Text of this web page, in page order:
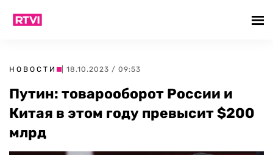
НОВОСТИ | 18.10.2023 / 09:53
Путин: товарооборот России и
Китая в этом году превысит $200
млрд